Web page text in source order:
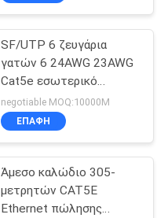
SF/UTP 6 ζευγάρια
γατών 6 24AWG 23AWG
Cat5e εσωτερικό
καλώδιο του τοπικού
LAN UTP
negotiable MOQ:10000M
ΕΠΑΦΉ
Άμεσο καλώδιο 305-
μετρητών CAT5E
Ethernet πώλησης